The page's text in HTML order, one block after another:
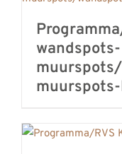
wandspots-
muurspots-